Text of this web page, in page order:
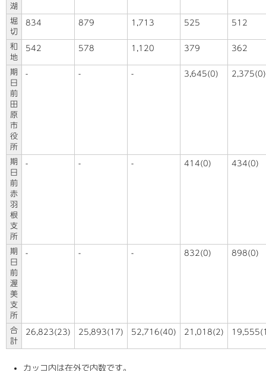
湖
堀
切
834 879 1,713 525 512
和
地
542 578 1,120 379 362
期
日
前
田
原
市
役
所
- - - 3,645(0) 2,375(0)
期
日
前
赤
羽
根
支
所
- - - 414(0) 434(0)
期
日
前
渥
美
支
所
- - - 832(0) 898(0)
合
計
26,823(23) 25,893(17) 52,716(40) 21,018(2)
カッコ内は在外で内数です。